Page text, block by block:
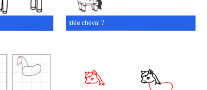
Idée cheval 7